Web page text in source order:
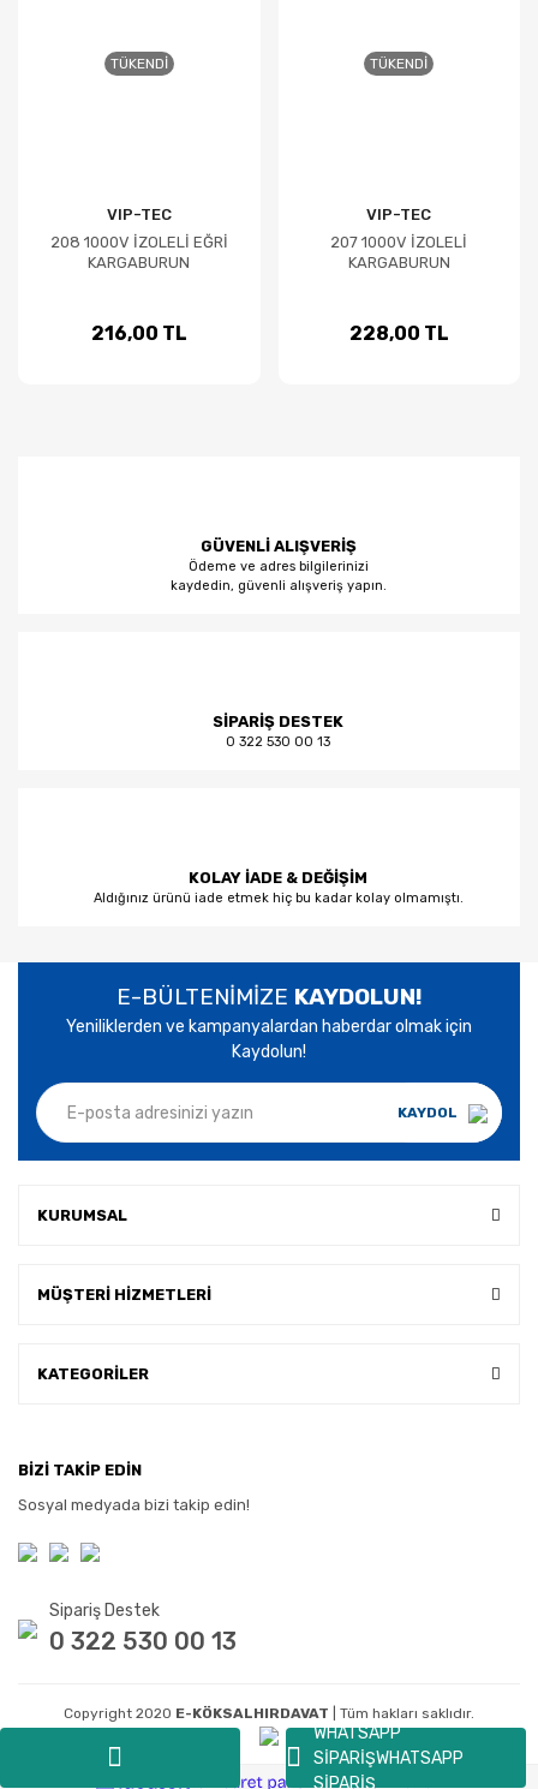
WHATSAPP
SİPARİŞWHATSAPP
SİPARİŞ
TÜKENDI
VIP-TEC
208 1000V İZOLELİ EĞRİ
KARGABURUN
216,00 TL
TÜKENDI
VIP-TEC
207 1000V İZOLELİ
KARGABURUN
228,00 TL
GÜVENLİ ALIŞVERİŞ
Ödeme ve adres bilgilerinizi
kaydedin, güvenli alışveriş yapın.
SİPARİŞ DESTEK
0 322 530 00 13
KOLAY İADE & DEĞİŞİM
Aldığınız ürünü iade etmek hiç bu kadar kolay olmamıştı.
E-BÜLTENİMİZE KAYDOLUN!
Yeniliklerden ve kampanyalardan haberdar olmak için
Kaydolun!
KAYDOL
KURUMSAL
MÜŞTERİ HİZMETLERİ
KATEGORİLER
BİZİ TAKİP EDİN
Sosyal medyada bizi takip edin!
Sipariş Destek
0 322 530 00 13
Copyright 2020 E-KÖKSALHIRDAVAT | Tüm hakları saklıdır.
ideasoft e-